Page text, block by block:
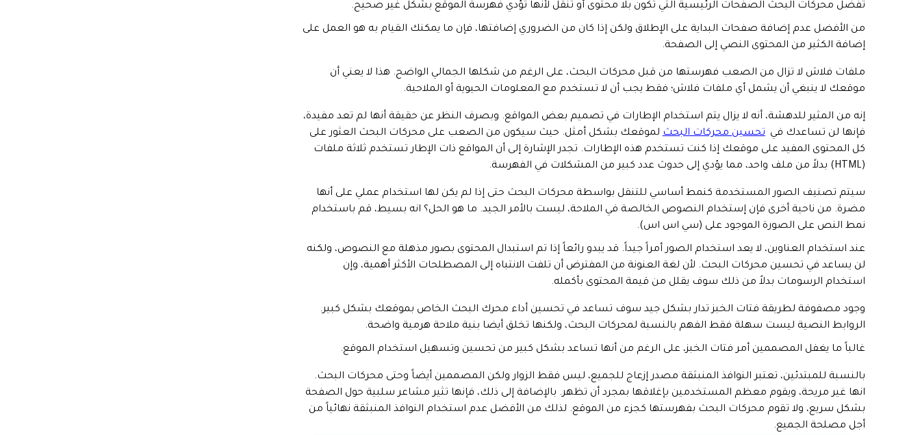
تفضل محركات البحث الصفحات الرئيسية التي تكون بلا محتوى أو تنقل لأنها تؤدي فهرسة الموقع بشكل غير صحيح.
من الأفضل عدم إضافة صفحات البداية على الإطلاق ولكن إذا كان من الضروري إضافتها، فإن ما يمكنك القيام به هو العمل على
إضافة الكثير من المحتوى النصي إلى الصفحة.
ملفات فلاش لا تزال من الصعب فهرستها من قبل محركات البحث، على الرغم من شكلها الجمالي الواضح. هذا لا يعني أن
موقعك لا ينبغي أن يشمل أي ملفات فلاش؛ فقط يجب أن لا تستخدم مع المعلومات الحيوية أو الملاحية.
إنه من المثير للدهشة، أنه لا يزال يتم استخدام الإطارات في تصميم بعض المواقع. وبصرف النظر عن حقيقة أنها لم تعد مفيدة،
فإنها لن تساعدك في تحسين محركات البحثلموقعك بشكل أمثل. حيث سيكون من الصعب على محركات البحث العثور على
كل المحتوى المفيد على موقعك إذا كنت تستخدم هذه الإطارات. تجدر الإشارة إلى أن المواقع ذات الإطار تستخدم ثلاثة ملفات
(HTML) بدلاً من ملف واحد، مما يؤدي إلى حدوث عدد كبير من المشكلات في الفهرسة.
سيتم تصنيف الصور المستخدمة كنمط أساسي للتنقل بواسطة محركات البحث حتى إذا لم يكن لها استخدام عملي على أنها
مضرة. من ناحية أخرى فإن إستخدام النصوص الخالصة في الملاحة، ليست بالأمر الجيد. ما هو الحل؟ انه بسيط، قم باستخدام
نمط النص على الصورة الموجود على (سي اس اس).
عند استخدام العناوين، لا يعد استخدام الصور أمراً جيداً. قد يبدو رائعاً إذا تم استبدال المحتوى بصور مذهلة مع النصوص، ولكنه
لن يساعد في تحسين محركات البحث. لأن لغة العنونة من المفترض أن تلفت الانتباه إلى المصطلحات الأكثر أهمية، وإن
استخدام الرسومات بدلاً من ذلك سوف يقلل من قيمة المحتوى بأكمله.
وجود مصفوفة لطريقة فتات الخبز تدار بشكل جيد سوف تساعد في تحسين أداء محرك البحث الخاص بموقعك بشكل كبير.
الروابط النصية ليست سهلة فقط الفهم بالنسبة لمحركات البحث، ولكنها تخلق أيضا بنية ملاحة هرمية واضحة.
غالباً ما يغفل المصممين أمر فتات الخبز، على الرغم من أنها تساعد بشكل كبير من تحسين وتسهيل استخدام الموقع.
بالنسبة للمبتدئين، تعتبر النوافذ المنبثقة مصدر إزعاج للجميع، ليس فقط الزوار ولكن المصممين أيضاً وحتى محركات البحث.
انها غير مريحة، ويقوم معظم المستخدمين بإغلاقها بمجرد أن تظهر. بالإضافة إلى ذلك، فإنها تثير مشاعر سلبية حول الصفحة
بشكل سريع، ولا تقوم محركات البحث بفهرستها كجزء من الموقع. لذلك من الأفضل عدم استخدام النوافذ المنبثقة نهائياً من
أجل مصلحة الجميع.